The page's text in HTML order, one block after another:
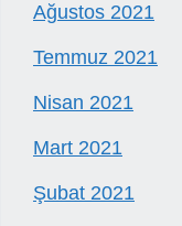
Ağustos 2021
Temmuz 2021
Nisan 2021
Mart 2021
Şubat 2021